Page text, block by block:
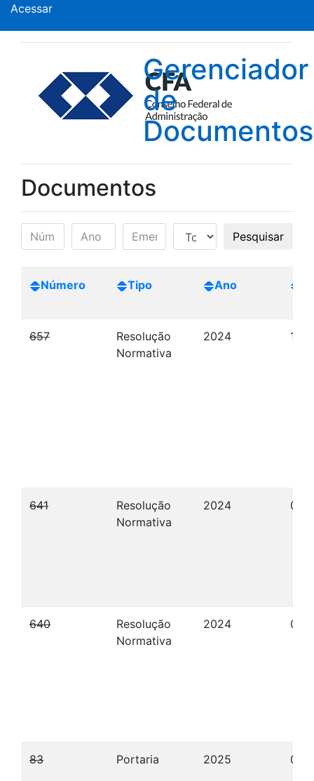
Acessar
Gerenciador
de
Documentos
Documentos
Pesquisar
Número Tipo Ano
657
Resolução
Normativa
2024 19/
641
Resolução
Normativa
2024 05/
640
Resolução
Normativa
2024 05/
83 Portaria 2025 09/